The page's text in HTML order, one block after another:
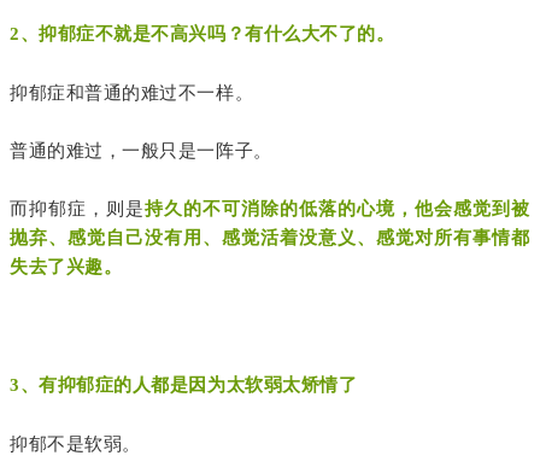
2、抑郁症不就是不高兴吗？有什么大不了的。
抑郁症和普通的难过不一样。
普通的难过，一般只是一阵子。
而抑郁症，则是持久的不可消除的低落的心境，他会感觉到被
抛弃、感觉自己没有用、感觉活着没意义、感觉对所有事情都
失去了兴趣。
3、有抑郁症的人都是因为太软弱太矫情了
抑郁不是软弱。